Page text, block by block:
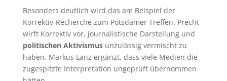
Besonders deutlich wird das am Beispiel der
Korrektiv-Recherche zum Potsdamer Treffen. Precht
wirft Korrektiv vor, journalistische Darstellung und
politischen Aktivismusunzulässig vermischt zu
haben. Markus Lanz ergänzt, dass viele Medien die
zugespitzte Interpretation ungeprüft übernommen